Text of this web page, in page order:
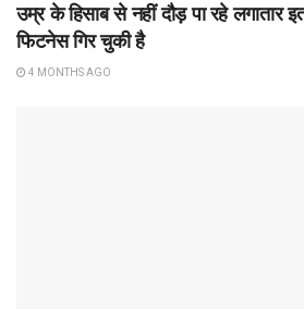
उम्र के हिसाब से नहीं दौड़ पा रहे लगातार
फिटनेस गिर चुकी है
4 MONTHS AGO